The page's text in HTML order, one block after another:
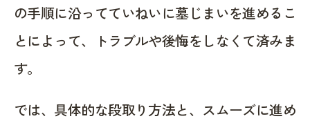
の手順に沿ってていねいに墓じまいを進めるこ
とによって、トラブルや後悔をしなくて済みま
す。
では、具体的な段取り方法と、スムーズに進め